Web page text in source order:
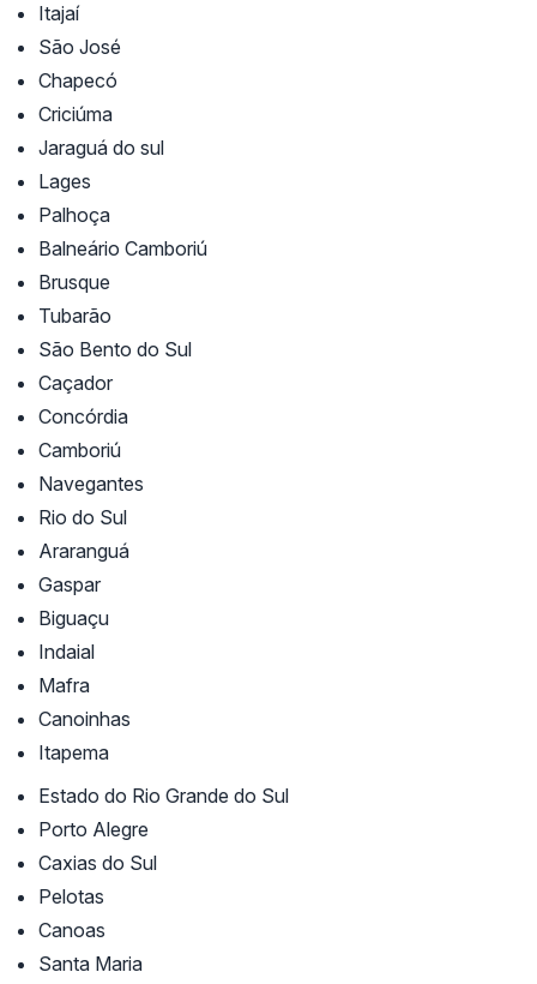
Itajaí
São José
Chapecó
Criciúma
Jaraguá do sul
Lages
Palhoça
Balneário Camboriú
Brusque
Tubarão
São Bento do Sul
Caçador
Concórdia
Camboriú
Navegantes
Rio do Sul
Araranguá
Gaspar
Biguaçu
Indaial
Mafra
Canoinhas
Itapema
Estado do Rio Grande do Sul
Porto Alegre
Caxias do Sul
Pelotas
Canoas
Santa Maria